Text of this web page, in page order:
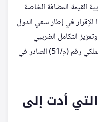
القيمة المضافة الخاصة
في إطار سعي الدول
التكامل الضريبي
والجمركي بينها، ويستند إلى المرسوم الملكي رقم (م/51) الصادر في
التي أدت إلى